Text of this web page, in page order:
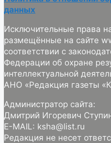
данных
Исключительные права
размещённые на сайте
соответствии с
Федерации об охране
интеллектуальной
АНО «Редакция газеты
Администратор сайта:
Дмитрий Игоревич
E-MAIL: ksha@list.ru
Редакция не несет